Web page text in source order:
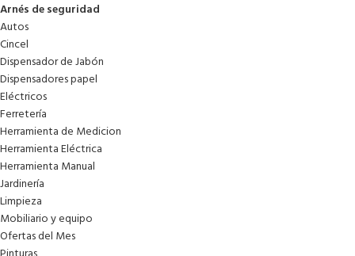
Arnés de seguridad
Autos
Cincel
Dispensador de Jabón
Dispensadores papel
Eléctricos
Ferretería
Herramienta de Medicion
Herramienta Eléctrica
Herramienta Manual
Jardinería
Limpieza
Mobiliario y equipo
Ofertas del Mes